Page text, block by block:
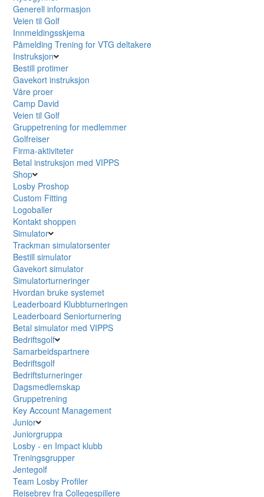
Generell informasjon
Veien til Golf
Innmeldingsskjema
Påmelding Trening for VTG deltakere
Instruksjon
Bestill protimer
Gavekort instruksjon
Våre proer
Camp David
Veien til Golf
Gruppetrening for medlemmer
Golfreiser
Firma-aktiviteter
Betal instruksjon med VIPPS
Shop
Losby Proshop
Custom Fitting
Logoballer
Kontakt shoppen
Simulator
Trackman simulatorsenter
Bestill simulator
Gavekort simulator
Simulatorturneringer
Hvordan bruke systemet
Leaderboard Klubbturneringen
Leaderboard Seniorturnering
Betal simulator med VIPPS
Bedriftsgolf
Samarbeidspartnere
Bedriftsgolf
Bedriftsturneringer
Dagsmedlemskap
Gruppetrening
Key Account Management
Junior
Juniorgruppa
Losby - en Impact klubb
Treningsgrupper
Jentegolf
Team Losby Profiler
Reisebrev fra Collegespillere